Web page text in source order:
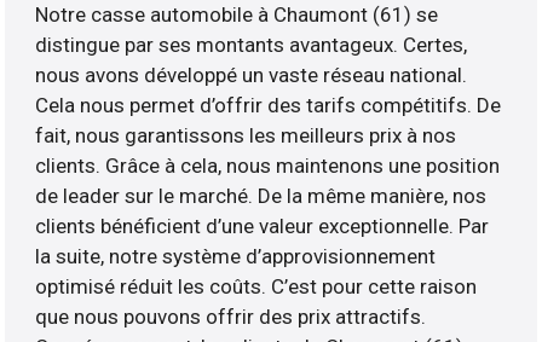
Notre casse automobile à Chaumont (61) se
distingue par ses montants avantageux. Certes,
nous avons développé un vaste réseau national.
Cela nous permet d’offrir des tarifs compétitifs. De
fait, nous garantissons les meilleurs prix à nos
clients. Grâce à cela, nous maintenons une position
de leader sur le marché. De la même manière, nos
clients bénéficient d’une valeur exceptionnelle. Par
la suite, notre système d’approvisionnement
optimisé réduit les coûts. C’est pour cette raison
que nous pouvons offrir des prix attractifs.